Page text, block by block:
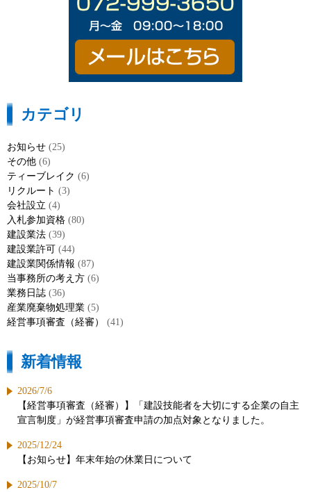
カテゴリ
お知らせ (25)
その他 (6)
ティーブレイク (6)
リクルート (3)
会社設立 (4)
入札参加資格 (80)
建設業法 (39)
建設業許可 (44)
建設業関係情報 (87)
当事務所の考え方 (6)
業務日誌 (36)
産業廃棄物処理業 (5)
経営事項審査（経審）
(41)
新着情報
2026/7/6
【経営事項審査（経審）】「建設技能者を大切にする企業の自主
宣言制度」が経営事項審査申請の加点対象となりました。
2025/12/24
【お知らせ】年末年始の休業日について
2025/10/7